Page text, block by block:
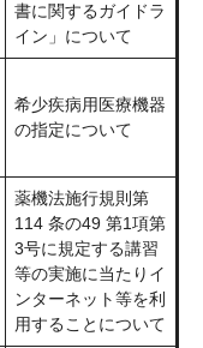
書に関するガイドラ
イン」について
希少疾病用医療機器
の指定について
薬機法施行規則第
114 条の49 第1項第
3号に規定する講習
等の実施に当たりイ
ンターネット等を利
用することについて